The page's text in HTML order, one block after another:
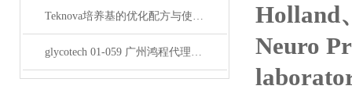
Teknova培养基的优化配方与使用技巧
glycotech 01-059 广州鸿程代理：开启糖生物学研究新征程
Holland
Neuro